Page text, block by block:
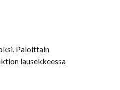
Paloittain
lausekkeessa